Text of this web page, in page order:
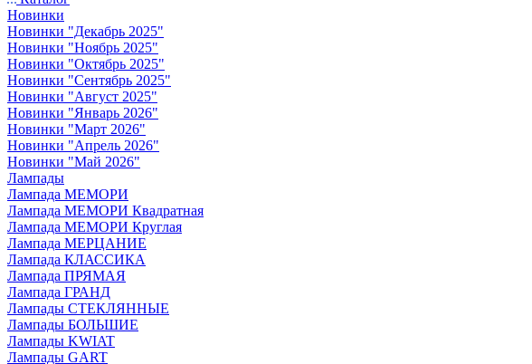
Новинки
Новинки "Декабрь 2025"
Новинки "Ноябрь 2025"
Новинки "Октябрь 2025"
Новинки "Сентябрь 2025"
Новинки "Август 2025"
Новинки "Январь 2026"
Новинки "Март 2026"
Новинки "Апрель 2026"
Новинки "Май 2026"
Лампады
Лампада МЕМОРИ
Лампада МЕМОРИ Квадратная
Лампада МЕМОРИ Круглая
Лампада МЕРЦАНИЕ
Лампада КЛАССИКА
Лампада ПРЯМАЯ
Лампада ГРАНД
Лампады СТЕКЛЯННЫЕ
Лампады БОЛЬШИЕ
Лампады KWIAT
Лампады GART